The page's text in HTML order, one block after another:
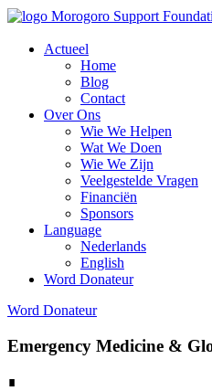
Morogoro Support
Actueel
Home
Blog
Contact
Over Ons
Wie We Helpen
Wat We Doen
Wie We Zijn
Veelgestelde Vragen
Financiën
Sponsors
Language
Nederlands
English
Word Donateur
Word Donateur
Emergency Medicine &
∎